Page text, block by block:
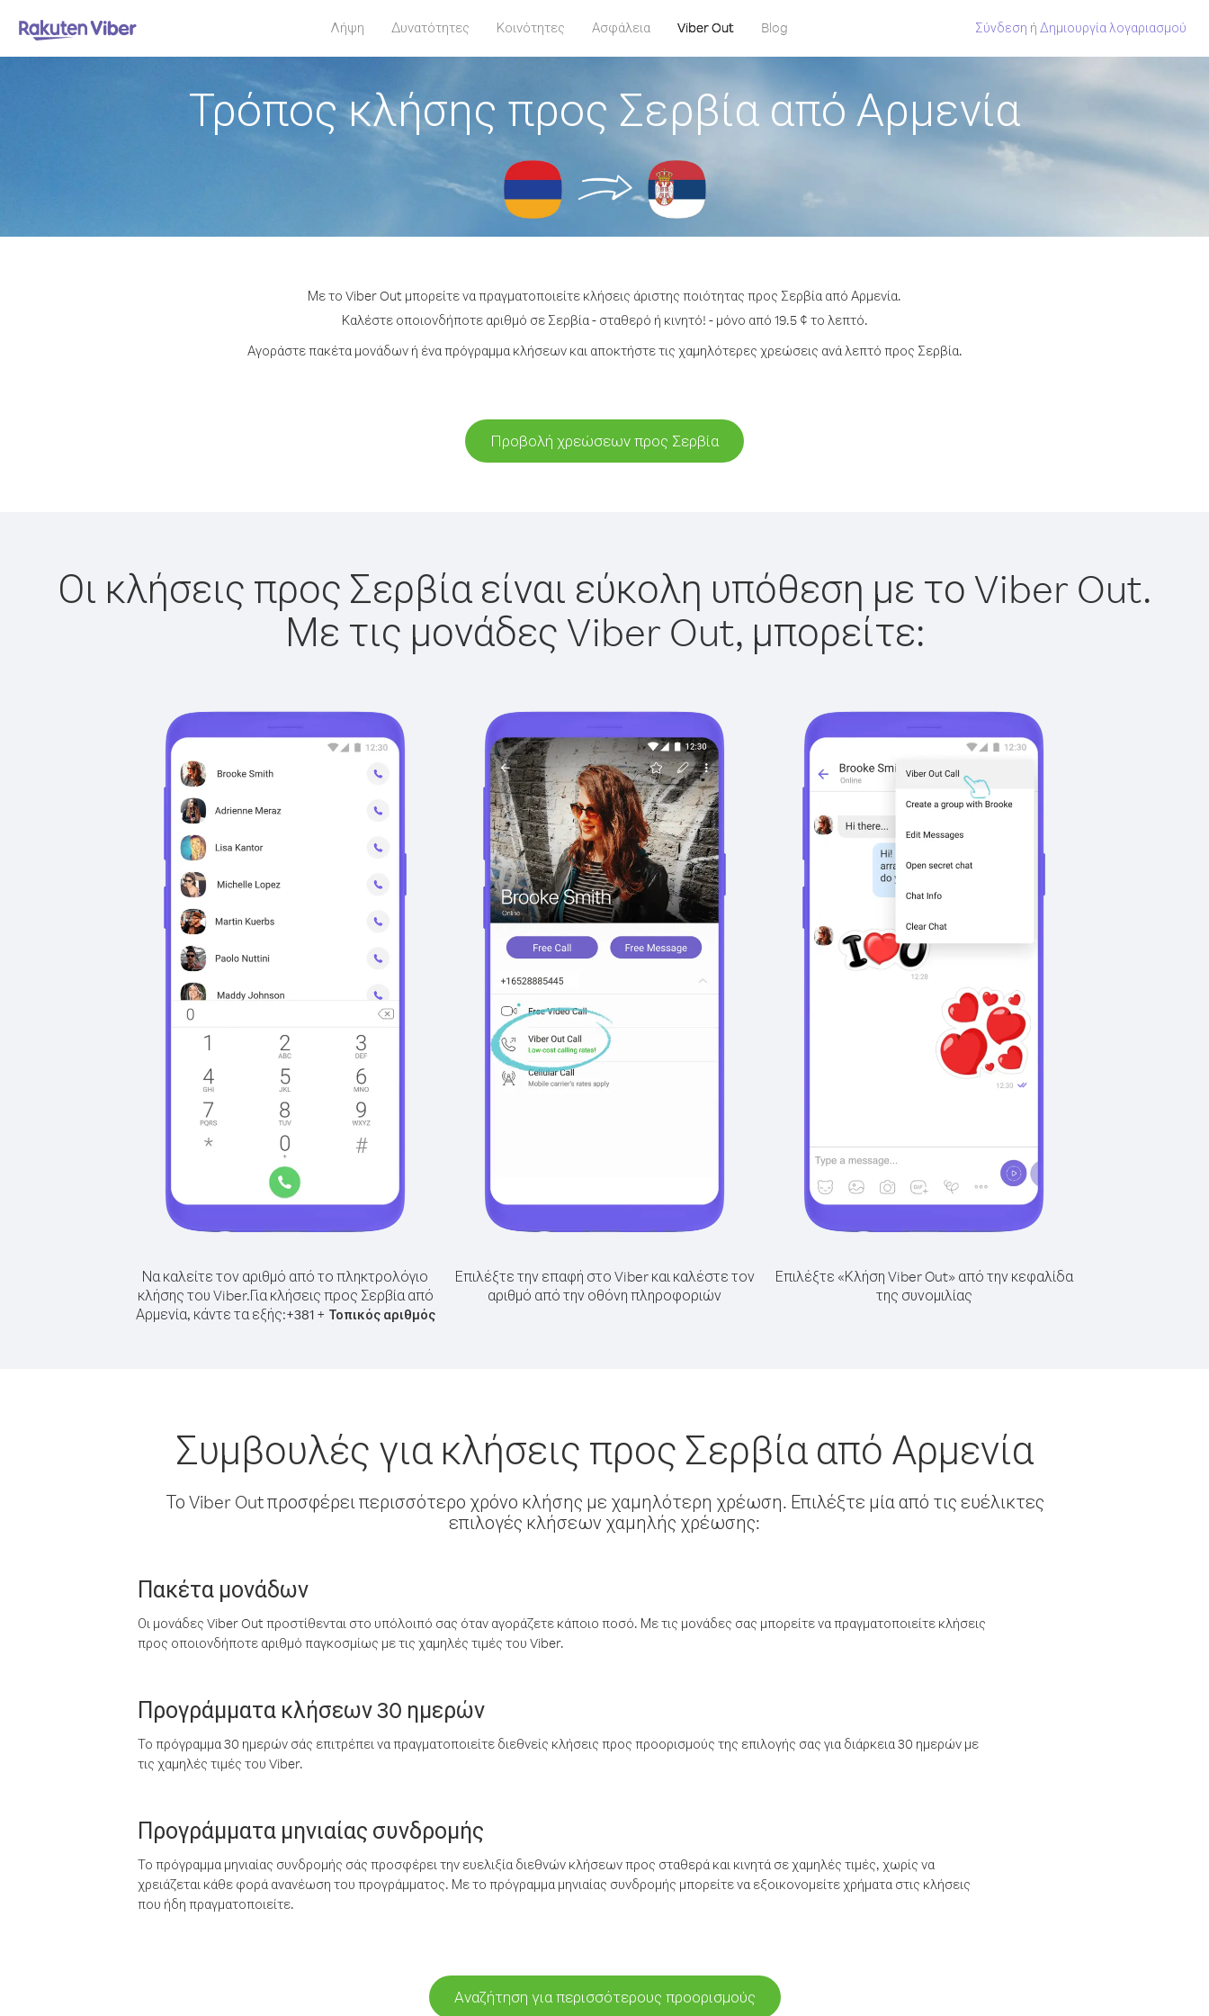
Λήψη Δυνατότητες Κοινότητες Ασφάλεια Viber Out Blog Σύνδεση ή Δημιουργία λογαριασμού
Τρόπος κλήσης προς Σερβία από Αρμενία
Με το Viber Out μπορείτε να πραγματοποιείτε κλήσεις άριστης ποιότητας προς Σερβία από Αρμενία.
Καλέστε οποιονδήποτε αριθμό σε Σερβία - σταθερό ή κινητό! - μόνο από 19.5 ¢ το λεπτό.
Αγοράστε πακέτα μονάδων ή ένα πρόγραμμα κλήσεων και αποκτήστε τις χαμηλότερες χρεώσεις ανά λεπτό προς Σερβία.
Προβολή χρεώσεων προς Σερβία
Οι κλήσεις προς Σερβία είναι εύκολη υπόθεση με το Viber Out.
Με τις μονάδες Viber Out, μπορείτε:
Να καλείτε τον αριθμό από το πληκτρολόγιο
κλήσης του Viber.Για κλήσεις προς Σερβία από
Αρμενία, κάντε τα εξής:+381+ Τοπικός αριθμός
Επιλέξτε την επαφή στο Viber και καλέστε τον
αριθμό από την οθόνη πληροφοριών
Επιλέξτε «Κλήση Viber Out» από την κεφαλίδα
της συνομιλίας
Συμβουλές για κλήσεις προς Σερβία από Αρμενία
Το Viber Out προσφέρει περισσότερο χρόνο κλήσης με χαμηλότερη χρέωση. Επιλέξτε μία από τις ευέλικτες
επιλογές κλήσεων χαμηλής χρέωσης:
Πακέτα μονάδων
Οι μονάδες Viber Out προστίθενται στο υπόλοιπό σας όταν αγοράζετε κάποιο ποσό. Με τις μονάδες σας μπορείτε να πραγματοποιείτε κλήσεις
προς οποιονδήποτε αριθμό παγκοσμίως με τις χαμηλές τιμές του Viber.
Προγράμματα κλήσεων 30 ημερών
Το πρόγραμμα 30 ημερών σάς επιτρέπει να πραγματοποιείτε διεθνείς κλήσεις προς προορισμούς της επιλογής σας για διάρκεια 30 ημερών με
τις χαμηλές τιμές του Viber.
Προγράμματα μηνιαίας συνδρομής
Το πρόγραμμα μηνιαίας συνδρομής σάς προσφέρει την ευελιξία διεθνών κλήσεων προς σταθερά και κινητά σε χαμηλές τιμές, χωρίς να
χρειάζεται κάθε φορά ανανέωση του προγράμματος. Με το πρόγραμμα μηνιαίας συνδρομής μπορείτε να εξοικονομείτε χρήματα στις κλήσεις
που ήδη πραγματοποιείτε.
Αναζήτηση για περισσότερους προορισμούς